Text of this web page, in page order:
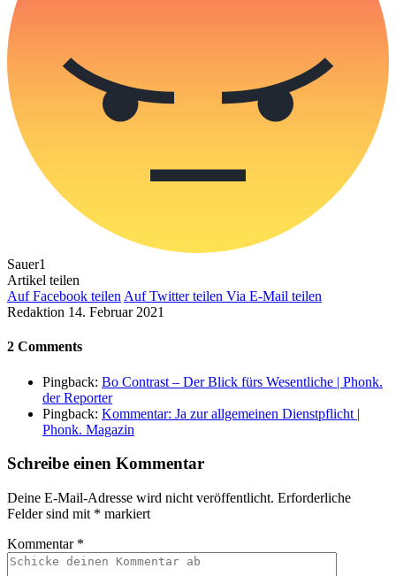
Sauer1
Artikel teilen
Auf Facebook teilen Auf Twitter teilen Via E-Mail teilen
Redaktion 14. Februar 2021
2 Comments
Pingback: Bo Contrast – Der Blick fürs Wesentliche | Phonk.
der Reporter
Pingback: Kommentar: Ja zur allgemeinen Dienstpflicht |
Phonk. Magazin
Schreibe einen Kommentar
Deine E-Mail-Adresse wird nicht veröffentlicht. Erforderliche
Felder sind mit * markiert
Kommentar *